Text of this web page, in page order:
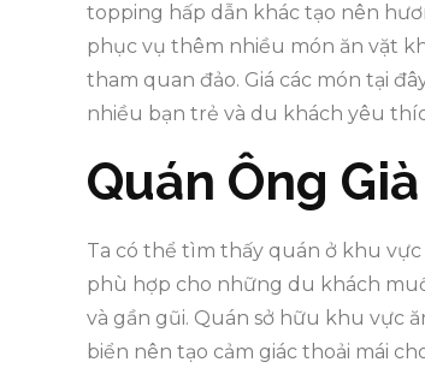
topping hấp dẫn khác tạo nên
phục vụ thêm nhiều món ăn vặt
tham quan đảo. Giá các món tại
nhiều bạn trẻ và du khách yêu
Quán Ông Già
Ta có thể tìm thấy quán ở khu
phù hợp cho những du khách
và gần gũi. Quán sở hữu khu vực
biển nên tạo cảm giác thoải mái